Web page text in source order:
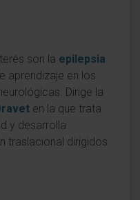
son la epilepsia
aprendizaje en los
Dirige la
en la que trata
y desarrolla
traslacional dirigidos